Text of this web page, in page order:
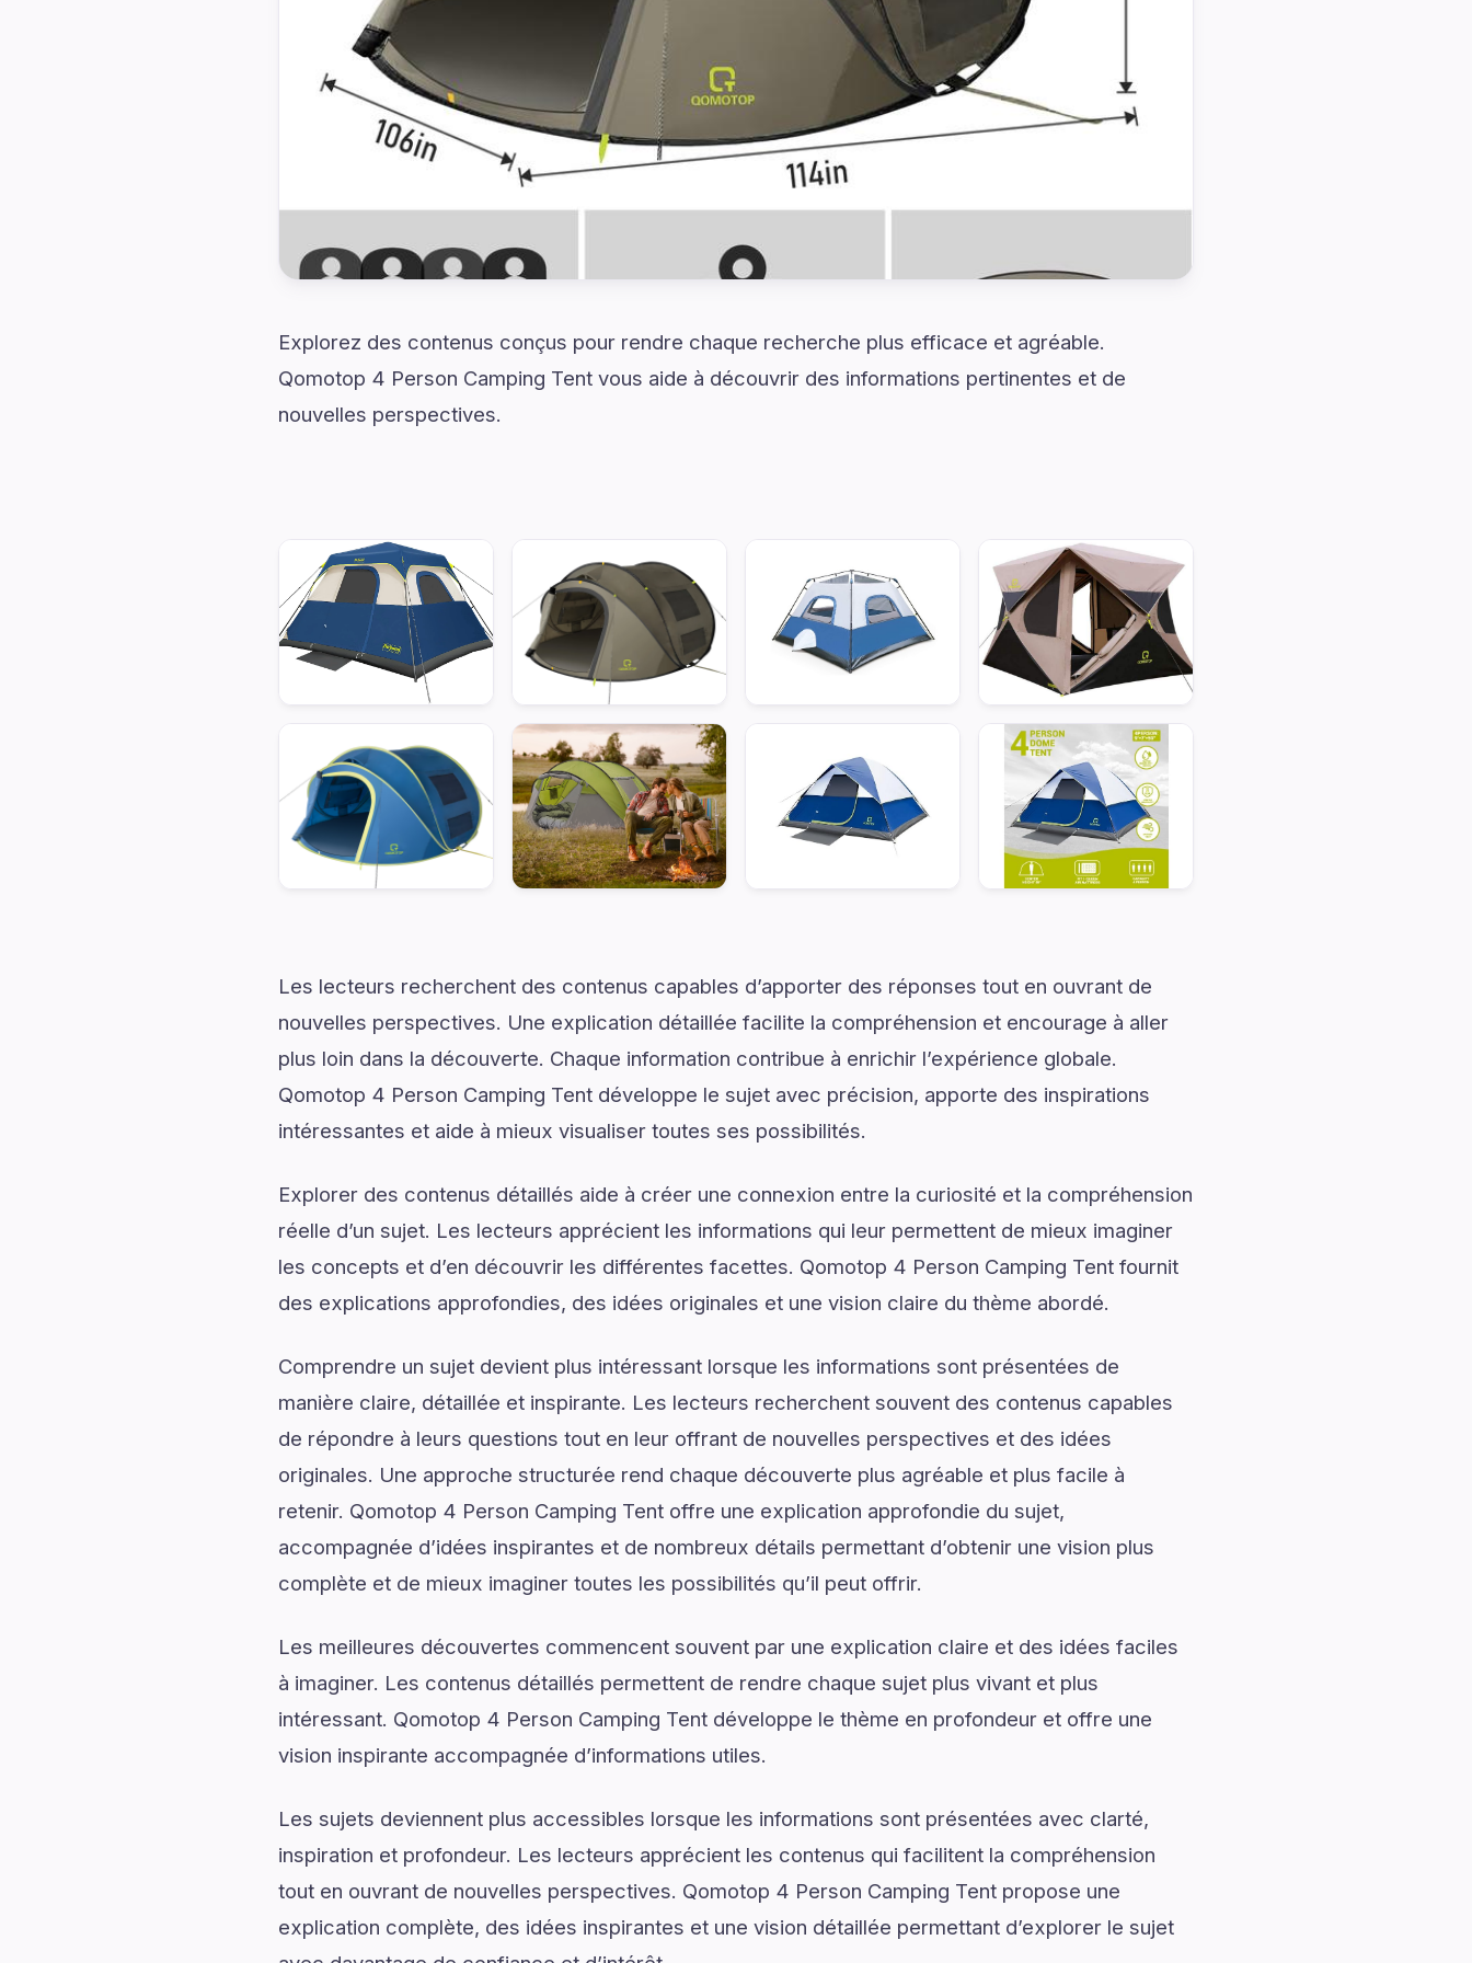
Explorez des contenus conçus pour rendre chaque recherche plus efficace et agréable.
Qomotop 4 Person Camping Tent vous aide à découvrir des informations pertinentes et de
nouvelles perspectives.
Les lecteurs recherchent des contenus capables d’apporter des réponses tout en ouvrant de
nouvelles perspectives. Une explication détaillée facilite la compréhension et encourage à aller
plus loin dans la découverte. Chaque information contribue à enrichir l’expérience globale.
Qomotop 4 Person Camping Tent développe le sujet avec précision, apporte des inspirations
intéressantes et aide à mieux visualiser toutes ses possibilités.
Explorer des contenus détaillés aide à créer une connexion entre la curiosité et la compréhension
réelle d’un sujet. Les lecteurs apprécient les informations qui leur permettent de mieux imaginer
les concepts et d’en découvrir les différentes facettes. Qomotop 4 Person Camping Tent fournit
des explications approfondies, des idées originales et une vision claire du thème abordé.
Comprendre un sujet devient plus intéressant lorsque les informations sont présentées de
manière claire, détaillée et inspirante. Les lecteurs recherchent souvent des contenus capables
de répondre à leurs questions tout en leur offrant de nouvelles perspectives et des idées
originales. Une approche structurée rend chaque découverte plus agréable et plus facile à
retenir. Qomotop 4 Person Camping Tent offre une explication approfondie du sujet,
accompagnée d’idées inspirantes et de nombreux détails permettant d’obtenir une vision plus
complète et de mieux imaginer toutes les possibilités qu’il peut offrir.
Les meilleures découvertes commencent souvent par une explication claire et des idées faciles
à imaginer. Les contenus détaillés permettent de rendre chaque sujet plus vivant et plus
intéressant. Qomotop 4 Person Camping Tent développe le thème en profondeur et offre une
vision inspirante accompagnée d’informations utiles.
Les sujets deviennent plus accessibles lorsque les informations sont présentées avec clarté,
inspiration et profondeur. Les lecteurs apprécient les contenus qui facilitent la compréhension
tout en ouvrant de nouvelles perspectives. Qomotop 4 Person Camping Tent propose une
explication complète, des idées inspirantes et une vision détaillée permettant d’explorer le sujet